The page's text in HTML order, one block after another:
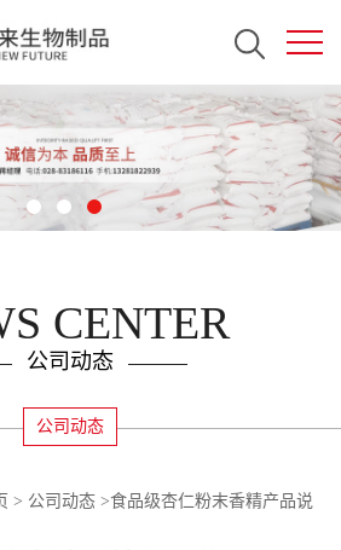
CENTER
公司动态
公司动态
> 公司动态 >食品级杏仁粉末香精产品说